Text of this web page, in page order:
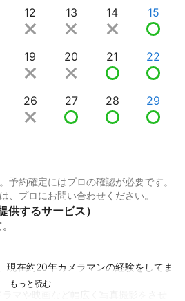
12 13 14 15
19 20 21 22
26 27 28 29
予約確定にはプロの確認が必要です。
、プロにお問い合わせください。
供するサービス）
現在約20年カメラマンの経験をしてま